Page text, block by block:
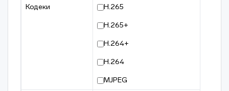
Кодеки H.265
H.265+
H.264+
H.264
MJPEG